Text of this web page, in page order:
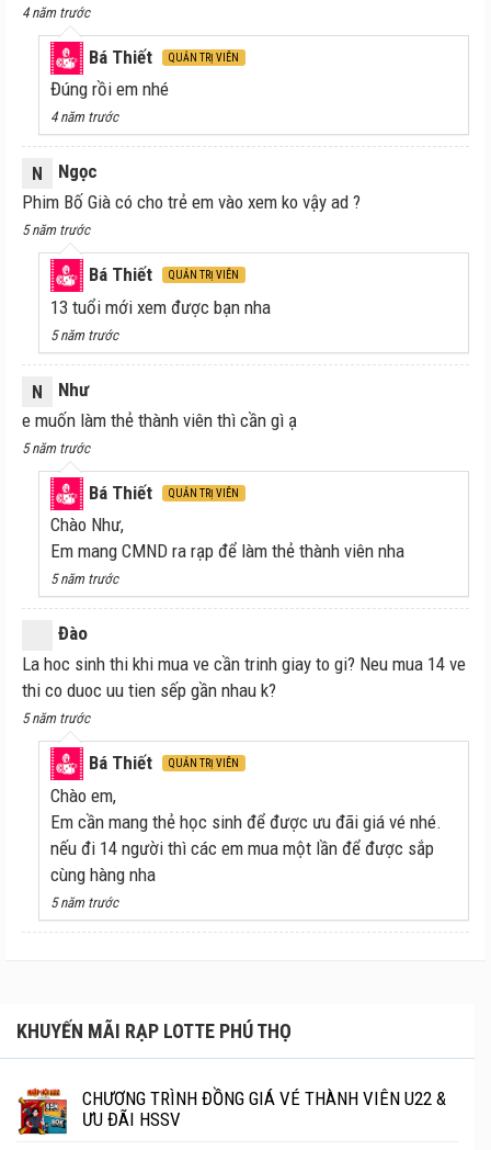
4 năm trước
Bá Thiết QUẢN TRỊ VIÊN
Đúng rồi em nhé
4 năm trước
N
Ngọc
Phim Bố Già có cho trẻ em vào xem ko vậy ad ?
5 năm trước
Bá Thiết QUẢN TRỊ VIÊN
13 tuổi mới xem được bạn nha
5 năm trước
N
Như
e muốn làm thẻ thành viên thì cần gì ạ
5 năm trước
Bá Thiết QUẢN TRỊ VIÊN
Chào Như,
Em mang CMND ra rạp để làm thẻ thành viên nha
5 năm trước
Đào
La hoc sinh thi khi mua ve cần trinh giay to gi? Neu mua 14 ve
thi co duoc uu tien sếp gần nhau k?
5 năm trước
Bá Thiết QUẢN TRỊ VIÊN
Chào em,
Em cần mang thẻ học sinh để được ưu đãi giá vé nhé.
nếu đi 14 người thì các em mua một lần để được sắp
cùng hàng nha
5 năm trước
KHUYẾN MÃI RẠP LOTTE PHÚ THỌ
CHƯƠNG TRÌNH ĐỒNG GIÁ VÉ THÀNH VIÊN U22 &
ƯU ĐÃI HSSV